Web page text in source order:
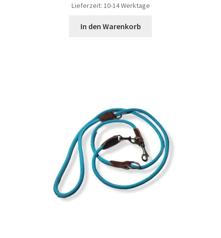
Lieferzeit: 10-14 Werktage
In den Warenkorb